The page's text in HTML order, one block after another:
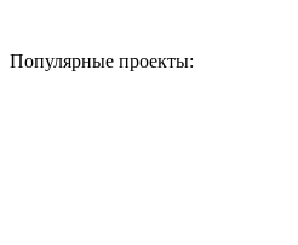
Популярные проекты: